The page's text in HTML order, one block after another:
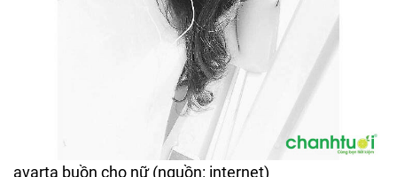
avarta buồn cho nữ (nguồn: internet)